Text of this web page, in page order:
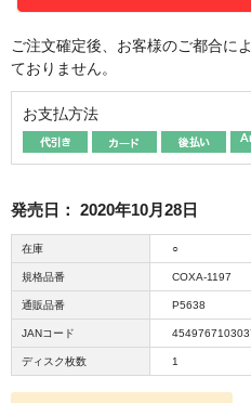
ご注文確定後、お客様のご都合に
ておりません。
お支払方法
発売日： 2020年10月28日
在庫 ○
規格品番 COXA-1197
通販品番 P5638
JANコード
ディスク枚数 1